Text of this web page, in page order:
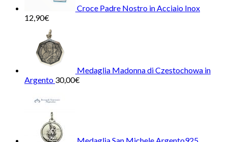
Croce Padre Nostro in Acciaio Inox
12,90€
Medaglia Madonna di Czestochowa in
Argento 30,00€